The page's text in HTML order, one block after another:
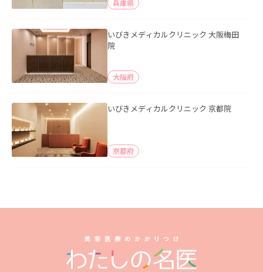
兵庫県
いびきメディカルクリニック 大阪梅田
院
大阪府
いびきメディカルクリニック 京都院
京都府